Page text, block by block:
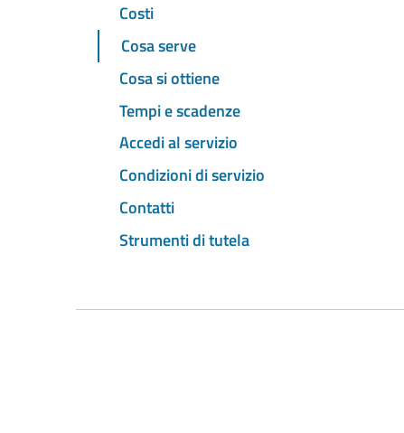
Costi
Cosa serve
Cosa si ottiene
Tempi e scadenze
Accedi al servizio
Condizioni di servizio
Contatti
Strumenti di tutela